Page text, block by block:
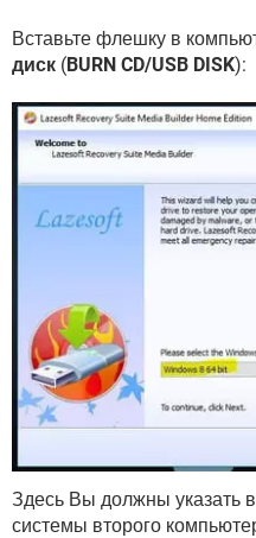
Вставьте флешку в
диск (BURN CD/USB DISK):
Здесь Вы должны указать
системы второго